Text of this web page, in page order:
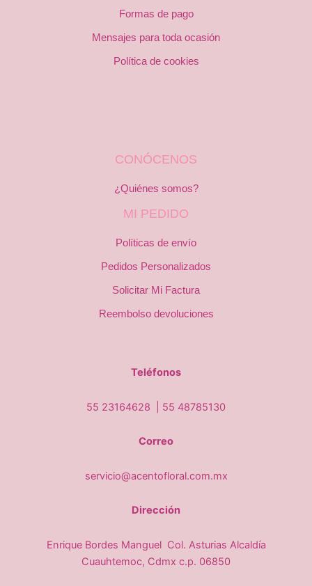
Formas de pago
Mensajes para toda ocasión
Política de cookies
CONÓCENOS
¿Quiénes somos?
MI PEDIDO
Políticas de envío
Pedidos Personalizados
Solicitar Mi Factura
Reembolso devoluciones
Teléfonos
55 23164628 | 55 48785130
Correo
servicio@acentofloral.com.mx
Dirección
Enrique Bordes Manguel Col. Asturias Alcaldía
Cuauhtemoc, Cdmx c.p. 06850